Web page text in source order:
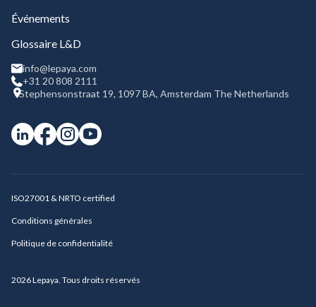
Événements
Glossaire L&D
info@lepaya.com
+31 20 808 2111
Stephensonstraat 19, 1097 BA, Amsterdam The Netherlands
2026Lepaya. Tous droits réservés
ISO27001 & NRTO certified
Conditions générales
Politique de confidentialité